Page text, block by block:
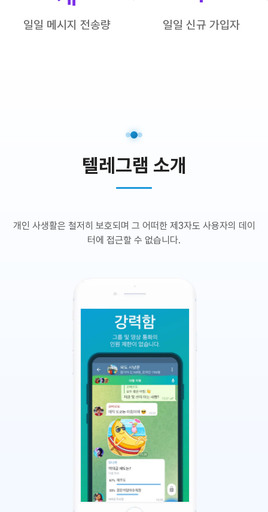
일일 메시지 전송량 일일 신규 가입자
텔레그램 소개
개인 사생활은 철저히 보호되며 그 어떠한 제3자도 사용자의 데이
터에 접근할 수 없습니다.